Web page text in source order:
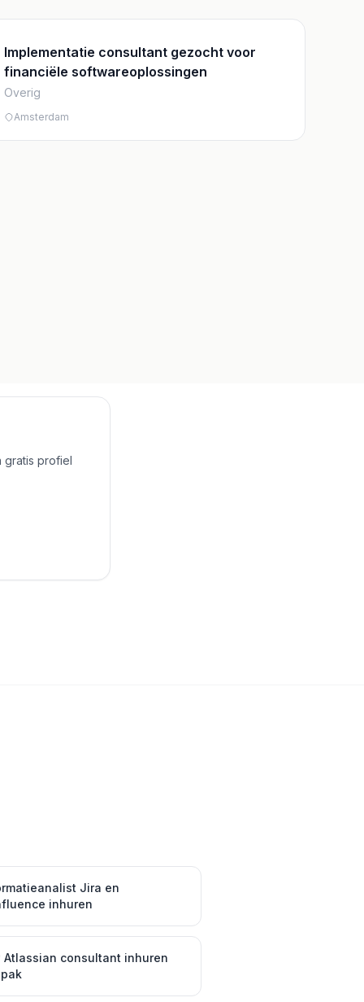
Implementatie consultant gezocht voor
financiële softwareoplossingen
Overig
Amsterdam
gratis profiel
Jira en
inhuren
Atlassian consultant inhuren